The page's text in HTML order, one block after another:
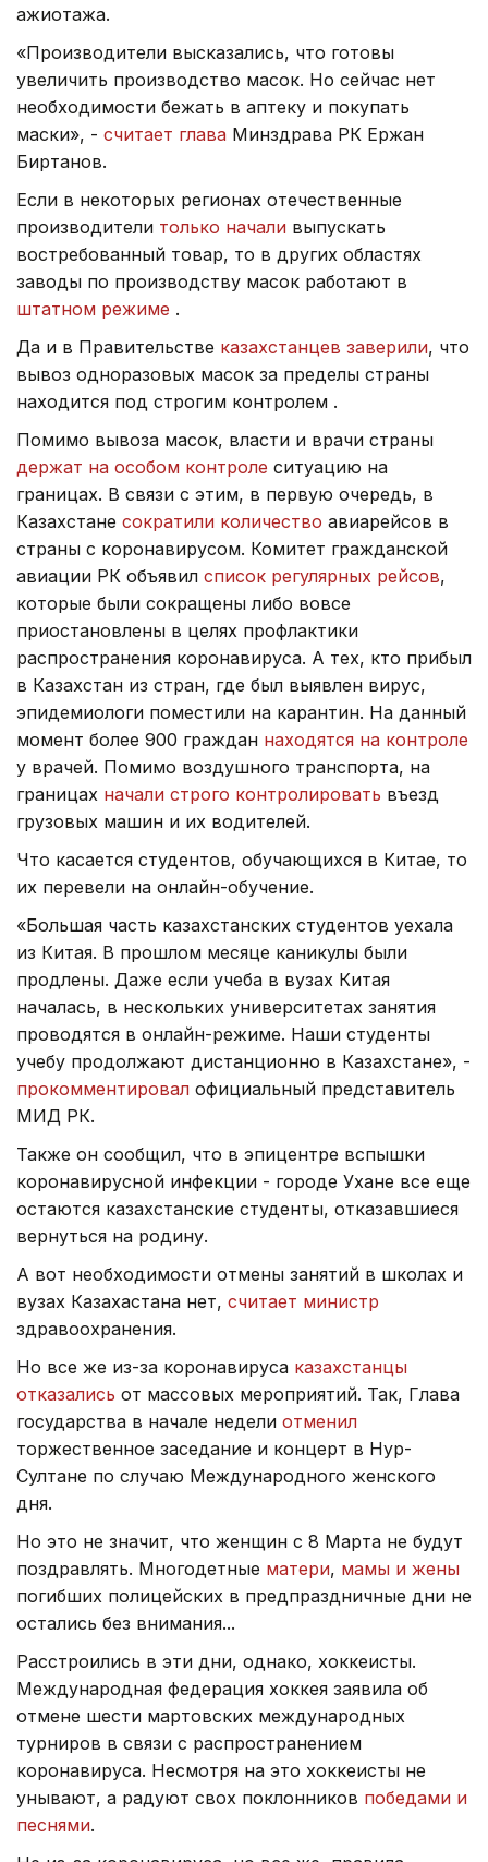
ажиотажа.
«Производители высказались, что готовы
увеличить производство масок. Но сейчас нет
необходимости бежать в аптеку и покупать
маски», - считает глава Минздрава РК Ержан
Биртанов.
Если в некоторых регионах отечественные
производители только начали выпускать
востребованный товар, то в других областях
заводы по производству масок работают в
штатном режиме .
Да и в Правительстве казахстанцев заверили, что
вывоз одноразовых масок за пределы страны
находится под строгим контролем .
Помимо вывоза масок, власти и врачи страны
держат на особом контроле ситуацию на
границах. В связи с этим, в первую очередь, в
Казахстане сократили количество авиарейсов в
страны с коронавирусом. Комитет гражданской
авиации РК объявил список регулярных рейсов,
которые были сокращены либо вовсе
приостановлены в целях профлактики
распространения коронавируса. А тех, кто прибыл
в Казахстан из стран, где был выявлен вирус,
эпидемиологи поместили на карантин. На данный
момент более 900 граждан находятся на контроле
у врачей. Помимо воздушного транспорта, на
границах начали строго контролировать въезд
грузовых машин и их водителей.
Что касается студентов, обучающихся в Китае, то
их перевели на онлайн-обучение.
«Большая часть казахстанских студентов уехала
из Китая. В прошлом месяце каникулы были
продлены. Даже если учеба в вузах Китая
началась, в нескольких университетах занятия
проводятся в онлайн-режиме. Наши студенты
учебу продолжают дистанционно в Казахстане», -
прокомментировал официальный представитель
МИД РК.
Также он сообщил, что в эпицентре вспышки
коронавирусной инфекции - городе Ухане все еще
остаются казахстанские студенты, отказавшиеся
вернуться на родину.
А вот необходимости отмены занятий в школах и
вузах Казахастана нет, считает министр
здравоохранения.
Но все же из-за коронавируса казахстанцы
отказались от массовых мероприятий. Так, Глава
государства в начале недели отменил
торжественное заседание и концерт в Нур-
Султане по случаю Международного женского
дня.
Но это не значит, что женщин с 8 Марта не будут
поздравлять. Многодетные матери, мамы и жены
погибших полицейских в предпраздничные дни не
остались без внимания...
Расстроились в эти дни, однако, хоккеисты.
Международная федерация хоккея заявила об
отмене шести мартовских международных
турниров в связи с распространением
коронавируса. Несмотря на это хоккеисты не
унывают, а радуют свох поклонников победами и
песнями.